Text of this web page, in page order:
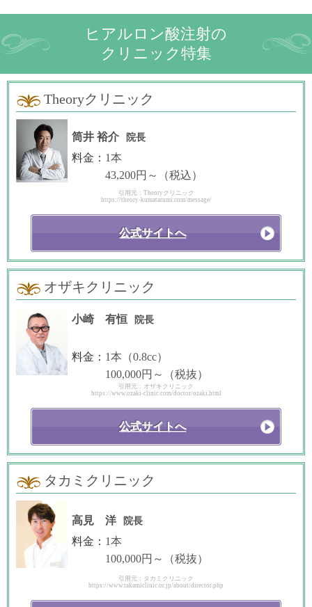
ヒアルロン酸注射の
クリニック特集
Theoryクリニック
筒井 裕介 院長
料金： 1本
43,200円～（税込）
引用元：Theoryクリニック
https://theory-kumatarumi.com/message/
公式サイトへ
オザキクリニック
小崎 有恒 院長
料金： 1本（0.8cc）
100,000円～（税抜）
引用元：オザキクリニック
https://www.ozaki-clinic.com/doctor/ozaki.html
公式サイトへ
タカミクリニック
高見 洋 院長
料金： 1本
100,000円～（税抜）
引用元：タカミクリニック
https://www.takamiclinic.or.jp/about/director.php